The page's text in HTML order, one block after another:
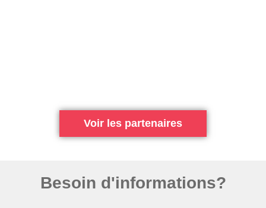
Voir les partenaires
Besoin d'informations?